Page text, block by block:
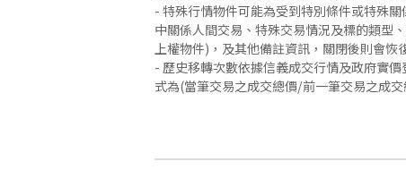
- 特殊行情物件可能為受到特別條件或特殊
中關係人間交易、特殊交易情況及標的類型
上權物件)，及其他備註資訊，關閉後則會恢
- 歷史移轉次數依據信義成交行情及政府實
式為(當筆交易之成交總價/前一筆交易之成